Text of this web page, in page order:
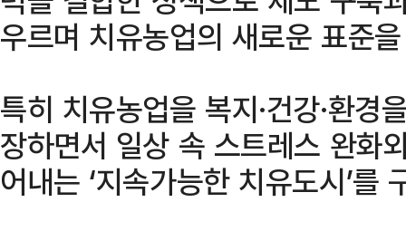
우르며 치유농업의 새로운 표준
특히 치유농업을 복지·건강·환
장하면서 일상 속 스트레스 완화
어내는 ‘지속가능한 치유도시’를